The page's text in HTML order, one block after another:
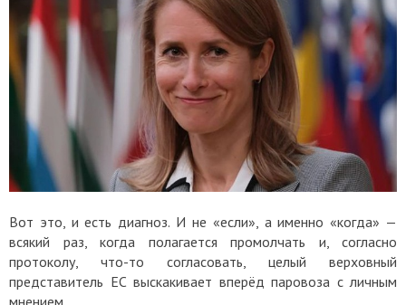
Вот это, и есть диагноз. И не «если», а именно «когда» —
всякий раз, когда полагается промолчать и, согласно
протоколу, что-то согласовать, целый верховный
представитель ЕС выскакивает вперёд паровоза с личным
мнением.